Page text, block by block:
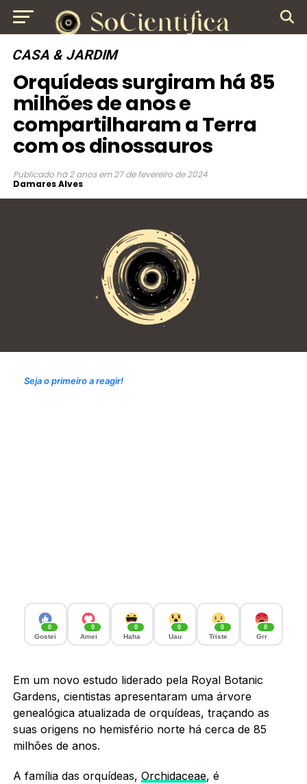
CASA & JARDIM
Orquídeas surgiram há 85
milhões de anos e
compartilharam a Terra
com os dinossauros
Publicado há 2 anos em 27 de fevereiro de 2024
Damares Alves
Seja o primeiro a reagir!
0
Gostei
0
Amei
0
Haha
0
Uau
0
Triste
0
Grr
Em um novo estudo liderado pela Royal Botanic
Gardens, cientistas apresentaram uma árvore
genealógica atualizada de orquídeas, traçando as
suas origens no hemisfério norte há cerca de 85
milhões de anos.
A família das orquídeas, Orchidaceae, é